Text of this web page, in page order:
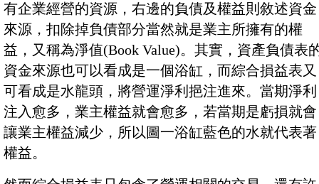
有企業經營的資源，右邊的負債及權益則敘述資金
來源，扣除掉負債部分當然就是業主所擁有的權
益，又稱為淨值(Book Value)。其實，資產負債表
資金來源也可以看成是一個浴缸，而綜合損益表又
可看成是水龍頭，將營運淨利挹注進來。當期淨利
注入愈多，業主權益就會愈多，若當期是虧損就會
讓業主權益減少，所以圖一浴缸藍色的水就代表著
權益。